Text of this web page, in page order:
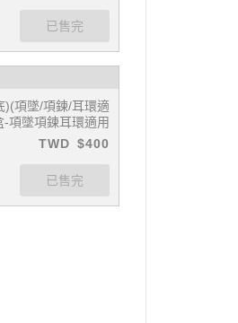
)(項墜/項鍊/耳環適
項墜項鍊耳環適用
TWD $400